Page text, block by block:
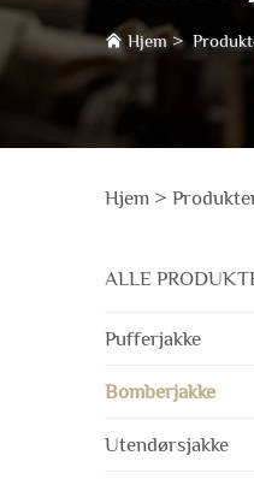
Hjem >
Hjem >
ALLE
Pufferjakke
Bomberjakke
Utendørsjakke